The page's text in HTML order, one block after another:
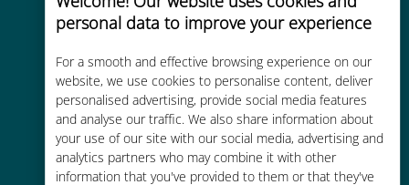
personal data to improve your experience
For a smooth and effective browsing experience on our
website, we use cookies to personalise content, deliver
personalised advertising, provide social media features
and analyse our traffic. We also share information about
your use of our site with our social media, advertising and
analytics partners who may combine it with other
information that you've provided to them or that they've
Custo-benefício
Até 90% mais barato do que as
tarifas de roaming de sua
operadora atual